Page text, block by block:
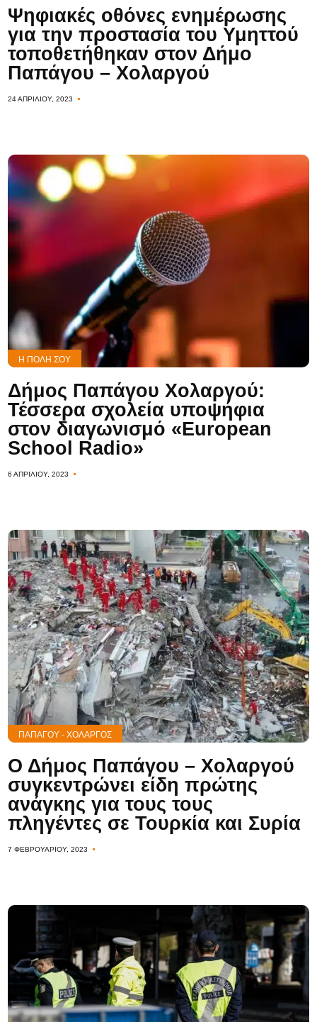
Ψηφιακές οθόνες ενημέρωσης
για την προστασία του Υμηττού
τοποθετήθηκαν στον Δήμο
Παπάγου – Χολαργού
24 ΑΠΡΙΛΊΟΥ, 2023
Η ΠΌΛΗ ΣΟΥ
Δήμος Παπάγου Χολαργού:
Τέσσερα σχολεία υποψήφια
στον διαγωνισμό «European
School Radio»
6 ΑΠΡΙΛΊΟΥ, 2023
ΠΑΠΆΓΟΥ - ΧΟΛΑΡΓΌΣ
Ο Δήμος Παπάγου – Χολαργού
συγκεντρώνει είδη πρώτης
ανάγκης για τους τους
πληγέντες σε Τουρκία και Συρία
7 ΦΕΒΡΟΥΑΡΊΟΥ, 2023